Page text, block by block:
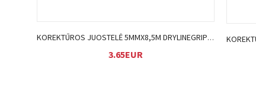
KOREKTŪROS JUOSTELĖ 5MMX8,5M DRYLINEGRIP PAPERMATE ĮP.12
3.65EUR